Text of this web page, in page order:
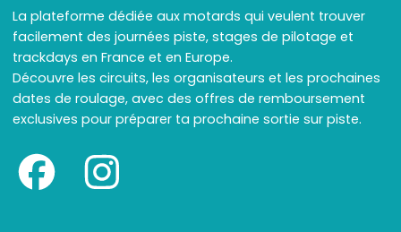
La plateforme dédiée aux motards qui veulent trouver
facilement des journées piste, stages de pilotage et
trackdays en France et en Europe.
Découvre les circuits, les organisateurs et les prochaines
dates de roulage, avec des offres de remboursement
exclusives pour préparer ta prochaine sortie sur piste.